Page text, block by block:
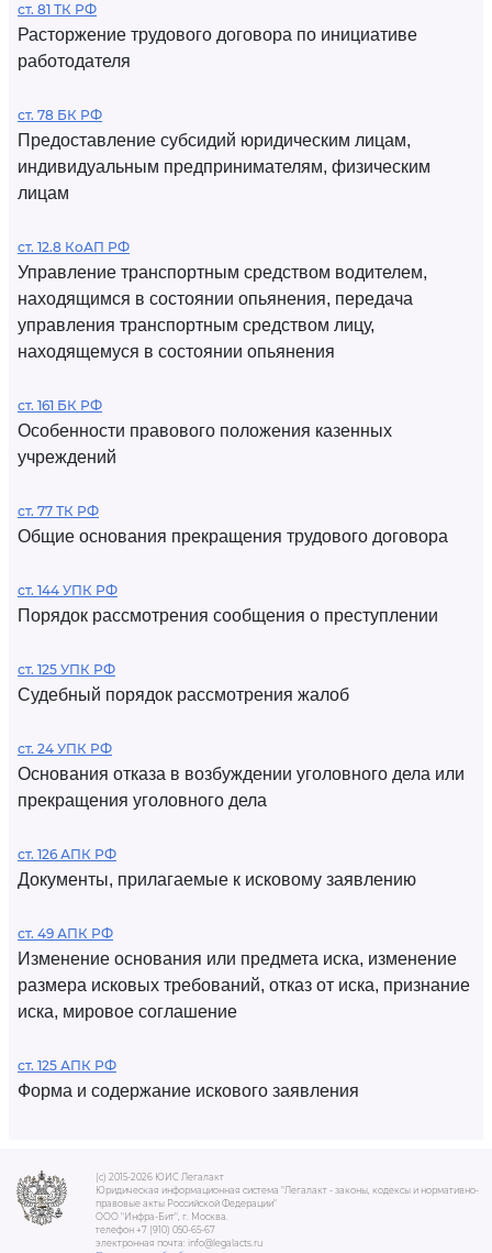
ст. 81 ТК РФ
Расторжение трудового договора по инициативе
работодателя
ст. 78 БК РФ
Предоставление субсидий юридическим лицам,
индивидуальным предпринимателям, физическим
лицам
ст. 12.8 КоАП РФ
Управление транспортным средством водителем,
находящимся в состоянии опьянения, передача
управления транспортным средством лицу,
находящемуся в состоянии опьянения
ст. 161 БК РФ
Особенности правового положения казенных
учреждений
ст. 77 ТК РФ
Общие основания прекращения трудового договора
ст. 144 УПК РФ
Порядок рассмотрения сообщения о преступлении
ст. 125 УПК РФ
Судебный порядок рассмотрения жалоб
ст. 24 УПК РФ
Основания отказа в возбуждении уголовного дела или
прекращения уголовного дела
ст. 126 АПК РФ
Документы, прилагаемые к исковому заявлению
ст. 49 АПК РФ
Изменение основания или предмета иска, изменение
размера исковых требований, отказ от иска, признание
иска, мировое соглашение
ст. 125 АПК РФ
Форма и содержание искового заявления
(c) 2015-2026 ЮИС Легалакт
Юридическая информационная система "Легалакт - законы, кодексы и нормативно-
правовые акты Российской Федерации"
ООО "Инфра-Бит", г. Москва.
телефон +7 (910) 050-65-67
электронная почта: info@legalacts.ru